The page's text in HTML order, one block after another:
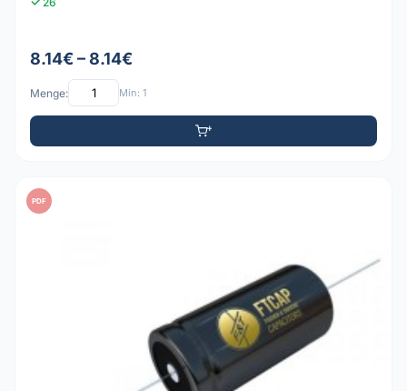
8.14€ – 8.14€
Menge: Min: 1
PDF